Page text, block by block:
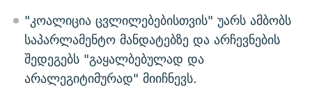
"კოალიცია ცვლილებებისთვის" უარს ამბობს
საპარლამენტო მანდატებზე და არჩევნების
შედეგებს "გაყალბებულად და
არალეგიტიმურად" მიიჩნევს.